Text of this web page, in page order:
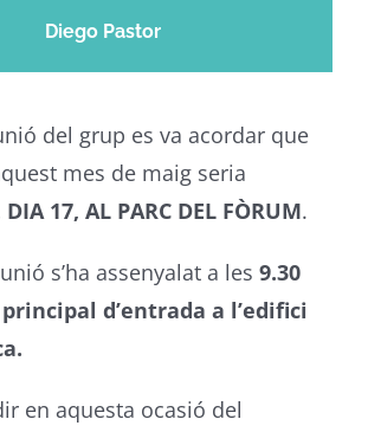
del grup es va acordar que
mes de maig seria
DIA 17, AL PARC DEL FÒRUM.
s’ha assenyalat a les 9.30
d’entrada a l’edifici
en aquesta ocasió del
Diego Pastor